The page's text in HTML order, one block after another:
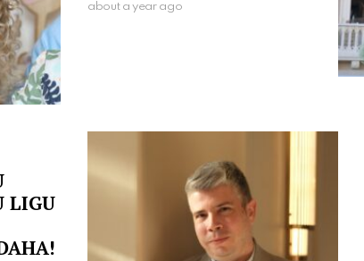
about a year ago
LIGU